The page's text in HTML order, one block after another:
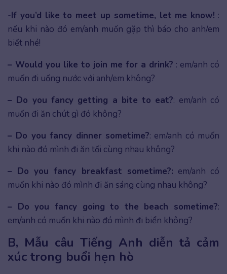
-If you’d like to meet up sometime, let me know! :
nếu khi nào đó em/anh muốn gặp thì báo cho anh/em
biết nhé!
– Would you like to join me for a drink? : em/anh có
muốn đi uống nước với anh/em không?
– Do you fancy getting a bite to eat?: em/anh có
muốn đi ăn chút gì đó không?
– Do you fancy dinner sometime?: em/anh có muốn
khi nào đó mình đi ăn tối cùng nhau không?
– Do you fancy breakfast sometime?: em/anh có
muốn khi nào đó mình đi ăn sáng cùng nhau không?
– Do you fancy going to the beach sometime?:
em/anh có muốn khi nào đó mình đi biển không?
B, Mẫu câu Tiếng Anh diễn tả cảm
xúc trong buổi hẹn hò